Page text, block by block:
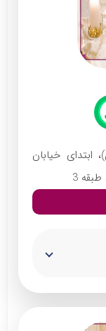
ابتدای خیابان
3
ازدواج در